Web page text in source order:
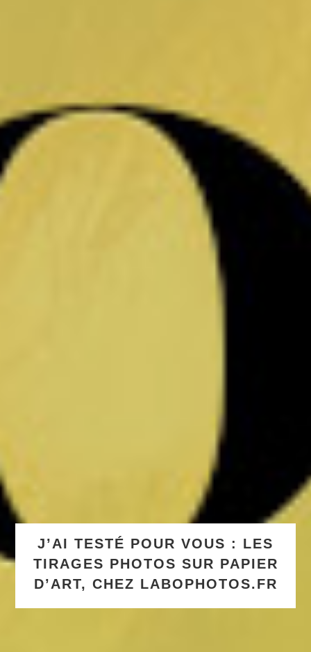
J’AI TESTÉ POUR VOUS : LES
TIRAGES PHOTOS SUR PAPIER
D’ART, CHEZ LABOPHOTOS.FR